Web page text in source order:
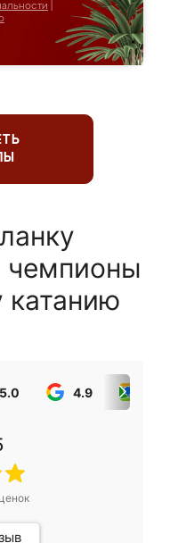
чемпионы
катанию
5.0 4.9